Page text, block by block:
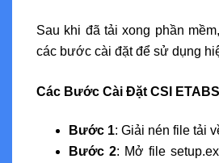
Sau khi đã tải xong phần
các bước cài đặt để sử dụng
Các Bước Cài Đặt CSI
Bước 1: Giải nén file tải
Bước 2: Mở file